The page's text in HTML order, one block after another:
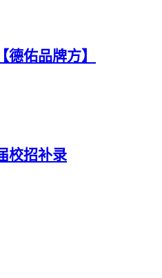
佑品牌方】
校招补录